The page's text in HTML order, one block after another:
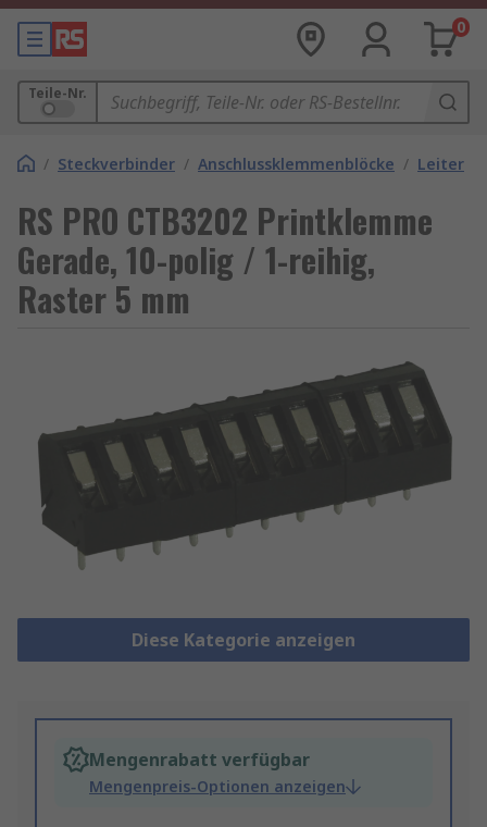
0
Teile-Nr.
/ Steckverbinder / Anschlussklemmenblöcke /
RS PRO CTB3202 Printklemme
Gerade, 10-polig / 1-reihig,
Raster 5 mm
Diese Kategorie anzeigen
Mengenrabatt verfügbar
Mengenpreis-Optionen anzeigen